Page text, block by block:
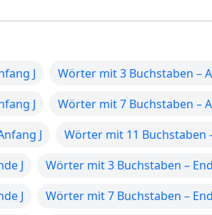
J
Wörter mit 3 Buchstaben –
J
Wörter mit 7 Buchstaben –
J
Wörter mit 11 Buchstaben
J
Wörter mit 3 Buchstaben –
J
Wörter mit 7 Buchstaben –